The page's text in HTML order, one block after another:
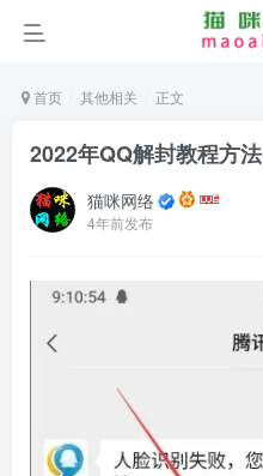
首页 其他相关 正文
2022年QQ解封教程方法
猫咪网络
4年前发布